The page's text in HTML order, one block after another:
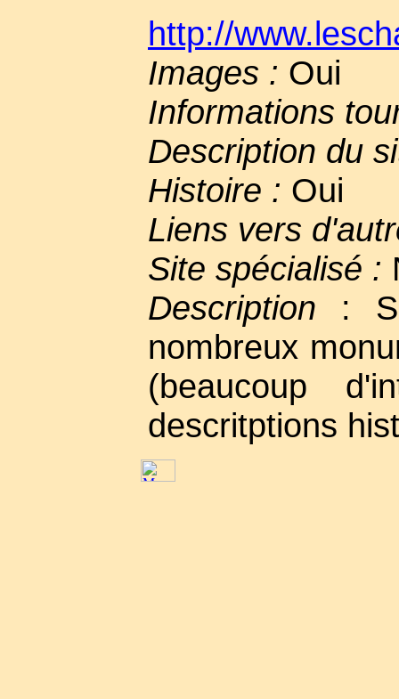
http://
Images : Oui
Informations
Description du
Histoire : Oui
Liens vers
Site spécialisé :
Description :
nombreux
(beaucoup
descritptions